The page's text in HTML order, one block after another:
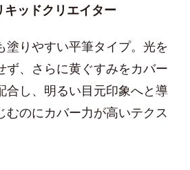
キッドクリエイター
塗りやすい平筆タイプ。光を
ず、さらに黄ぐすみをカバー
合し、明るい目元印象へと導
むのにカバー力が高いテクス